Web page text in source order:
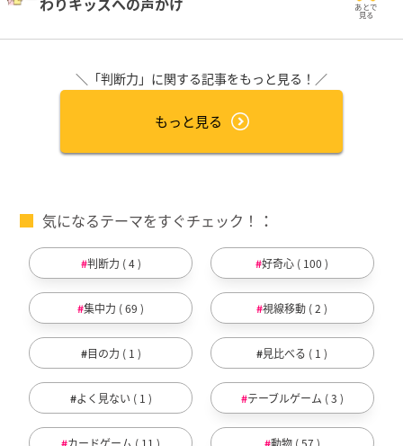
あとで
見る
＼「判断力」に関する記事をもっと見る！／
もっと見る
気になるテーマをすぐチェック！
判断力 ( 4 ) 好奇心 ( 100 )
集中力 ( 69 ) 視線移動 ( 2 )
目の力 ( 1 ) 見比べる ( 1 )
よく見ない ( 1 ) テーブルゲーム ( 3 )